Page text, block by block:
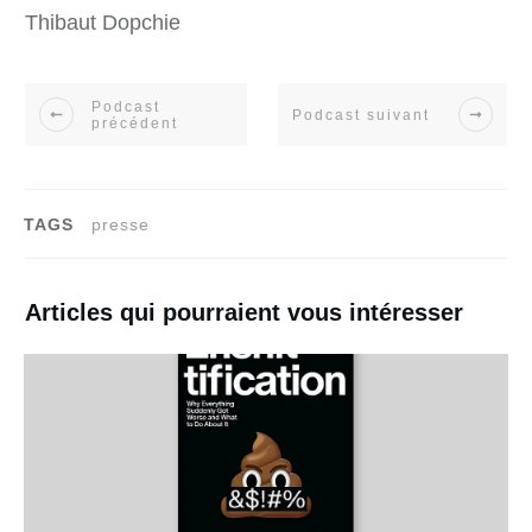
Thibaut Dopchie
Podcast
précédent
Podcast suivant
TAGS presse
Articles qui pourraient vous intéresser